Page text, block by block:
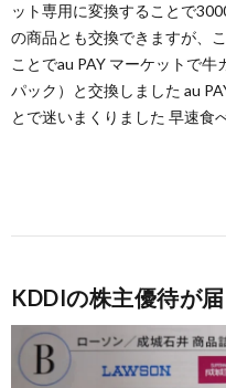
ット専用に変換することで
の商品とも交換できますが、
ことでau PAY マーケットで
パック）と交換しました au
とで迷いまくりました 早速食
KDDIの株主優待が